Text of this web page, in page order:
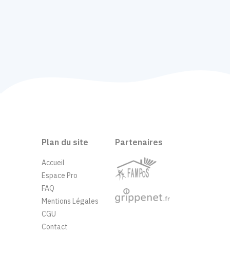
Plan du site
Accueil
Espace Pro
FAQ
Mentions Légales
CGU
Contact
Partenaires